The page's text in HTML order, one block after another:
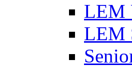
LEM
LEM